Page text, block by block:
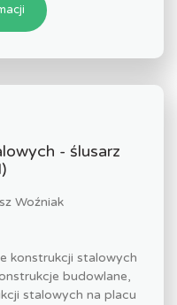
- ślusarz
Woźniak
konstrukcji stalowych
budowlane,
stalowych na placu